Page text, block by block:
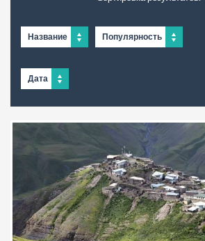
Название Популярность
Дата